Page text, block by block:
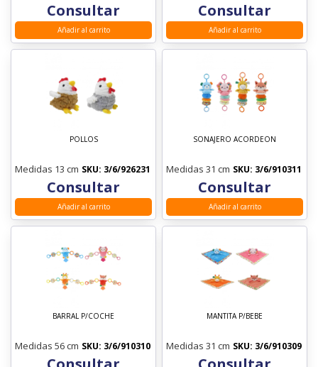
Consultar
Añadir al carrito
Consultar
Añadir al carrito
POLLOS
Medidas 13 cm SKU: 3/6/926231
Consultar
Añadir al carrito
SONAJERO ACORDEON
Medidas 31 cm SKU: 3/6/910311
Consultar
Añadir al carrito
BARRAL P/COCHE
Medidas 56 cm SKU: 3/6/910310
MANTITA P/BEBE
Medidas 31 cm SKU: 3/6/910309